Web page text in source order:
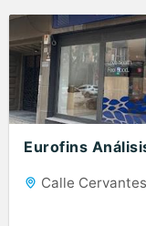
Eurofins
Calle